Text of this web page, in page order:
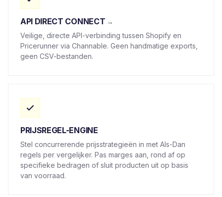
API DIRECT CONNECT
Veilige, directe API-verbinding tussen Shopify en
Pricerunner via Channable. Geen handmatige exports,
geen CSV-bestanden.
PRIJSREGEL-ENGINE
Stel concurrerende prijsstrategieën in met Als-Dan
regels per vergelijker. Pas marges aan, rond af op
specifieke bedragen of sluit producten uit op basis
van voorraad.